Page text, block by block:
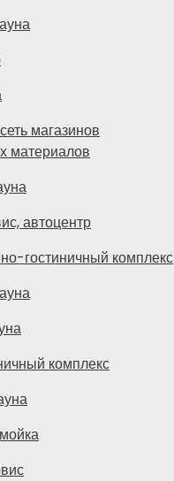
магазинов
материалов
автоцентр
гостиничный комплекс
комплекс